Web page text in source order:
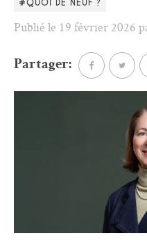
#QUOI DE NEUF ?
Publié le 19 février 2026
Partager: